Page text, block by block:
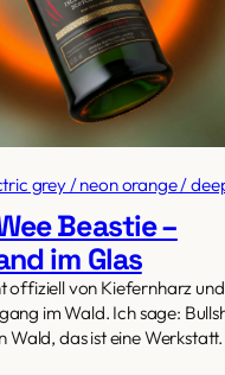
grey / neon orange /
Beastie –
im Glas
offiziell von Kiefernharz und
im Wald. Ich sage:
Wald, das ist eine Werkstatt.